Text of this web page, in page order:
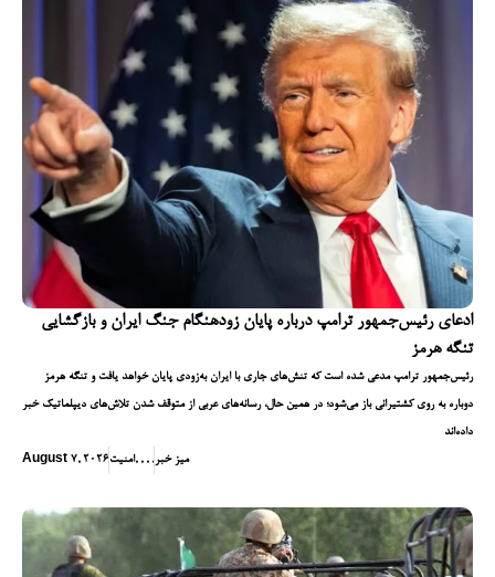
ادعای رئیس‌جمهور ترامپ درباره پایان زودهنگام جنگ ایران و بازگشایی
تنگه هرمز
رئیس‌جمهور ترامپ مدعی شده است که تنش‌های جاری با ایران به‌زودی پایان خواهد یافت و تنگه هرمز
دوباره به روی کشتیرانی باز می‌شود؛ در همین حال، رسانه‌های عربی از متوقف شدن تلاش‌های دیپلماتیک خبر
داده‌اند
August 7, 2026امنیت, , , , میز خبر